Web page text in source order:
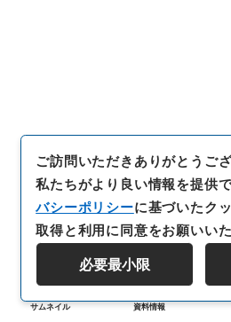
サムネイル 資料情報
ご訪問いただきありがとうござ
私たちがより良い情報を提供
バシーポリシーに基づいたク
取得と利用に同意をお願いいた
必要最小限